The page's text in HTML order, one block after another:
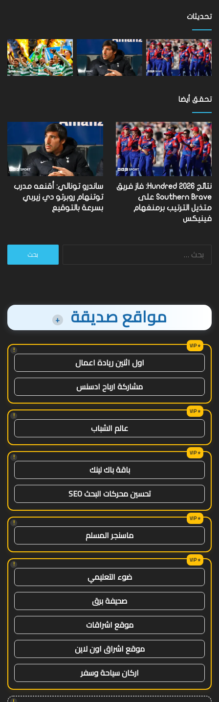
مستوى
العالم
تحديثات
تحقق أيضا
نتائج Hundred 2026: فاز فريق
Southern Brave على
متذيل الترتيب برمنغهام
فينيكس
ساندرو تونالي: أقنعه مدرب
توتنهام روبرتو دي زيربي
بسرعة بالتوقيع
البحث
مواقع صديقة +
!
اول اثنين ريادة اعمال
مشاركة ارباح ادسنس
!
عالم الشباب
!
باقة باك لينك
تحسين محركات البحث SEO
!
ماسنجر المسلم
!
ضوء التعليمي
صحيفة برق
موقع اشراقات
موقع اشراق اون لاين
اركان سياحة وسفر